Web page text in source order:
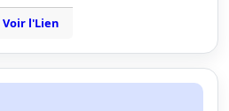
Voir l'Lien